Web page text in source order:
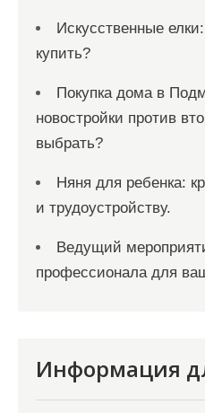
Искусственные
купить?
Покупка дома в
новостройки против
выбрать?
Няня для ребенка:
и трудоустройству.
Ведущий
профессионала для
Информация